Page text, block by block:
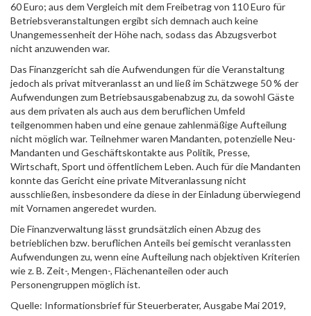
60 Euro; aus dem Vergleich mit dem Freibetrag von 110 Euro für
Betriebsveranstaltungen ergibt sich demnach auch keine
Unangemessenheit der Höhe nach, sodass das Ab­zugsverbot
nicht anzuwenden war.
Das Finanzgericht sah die Aufwendungen für die Veranstaltung
jedoch als privat mitveranlasst an und ließ im Schätzwege 50 % der
Aufwendungen zum Betriebsausgabenabzug zu, da sowohl Gäste
aus dem privaten als auch aus dem beruflichen Umfeld
teilgenommen haben und eine genaue zahlenmäßige Aufteilung
nicht möglich war. Teilnehmer waren Mandanten, potenzielle Neu-
Mandanten und Geschäftskontakte aus Politik, Presse,
Wirtschaft, Sport und öffentlichem Leben. Auch für die Mandanten
konnte das Gericht eine private Mitveranlassung nicht
ausschließen, insbesondere da diese in der Einladung überwiegend
mit Vornamen angeredet wurden.
Die Finanzverwaltung lässt grundsätzlich einen Abzug des
betrieblichen bzw. beruflichen Anteils bei gemischt veranlassten
Aufwendungen zu, wenn eine Aufteilung nach objektiven Kriterien
wie z. B. Zeit-, Mengen-, Flächenanteilen oder auch
Personengruppen möglich ist.
Quelle: Informationsbrief für Steuerberater, Ausgabe Mai 2019,